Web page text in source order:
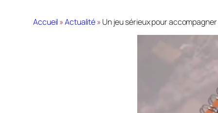
Accueil»Actualité» Un jeu sérieux pour